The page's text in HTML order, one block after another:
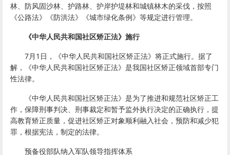
林、防风固沙林、护路林、护岸护堤林和城镇林木的采伐，按照
《公路法》《防洪法》《城市绿化条例》等规定进行管理。
《中华人民共和国社区矫正法》施行
7月1日，《中华人民共和国社区矫正法》将正式施行。据了
解，《中华人民共和国社区矫正法》是我国社区矫正领域首部专门
性法律。
《中华人民共和国社区矫正法》是为了推进和规范社区矫正工
作，保障刑事判决、刑事裁定和暂予监外执行决定的正确执行，提
高教育矫正质量，促进社区矫正对象顺利融入社会，预防和减少犯
罪，根据宪法，制定的法律。
预备役部队纳入军队领导指挥体系